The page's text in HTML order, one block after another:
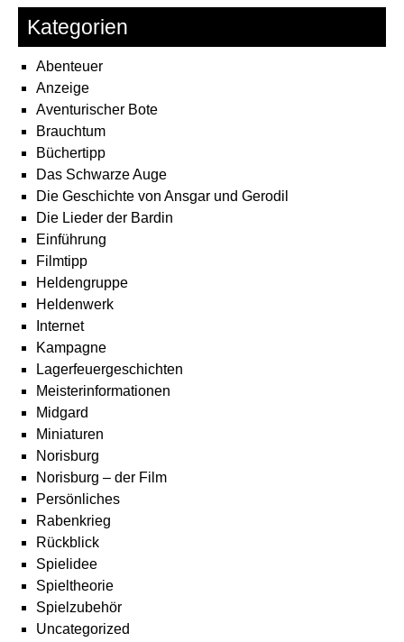
Kategorien
Abenteuer
Anzeige
Aventurischer Bote
Brauchtum
Büchertipp
Das Schwarze Auge
Die Geschichte von Ansgar und Gerodil
Die Lieder der Bardin
Einführung
Filmtipp
Heldengruppe
Heldenwerk
Internet
Kampagne
Lagerfeuergeschichten
Meisterinformationen
Midgard
Miniaturen
Norisburg
Norisburg – der Film
Persönliches
Rabenkrieg
Rückblick
Spielidee
Spieltheorie
Spielzubehör
Uncategorized